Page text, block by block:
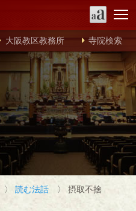
大阪教区教務所 寺院検索
〉 読む法話 〉 摂取不捨